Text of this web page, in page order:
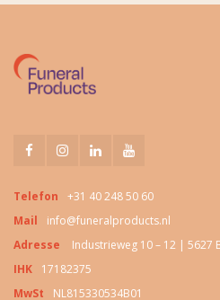
Telefon
+31 40 248 50 60
Mail
info@funeralproducts.nl
Adresse
Industrieweg 10 – 12 | 5627
IHK
17182375
MwSt
NL815330534B01